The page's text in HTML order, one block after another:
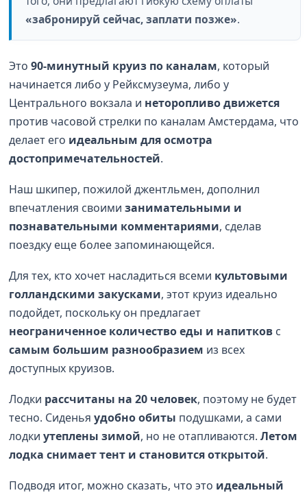
«забронируй сейчас, заплати позже».
Это90-минутный круиз по каналам, который
начинается либо у Рейксмузеума, либо у
Центрального вокзала и неторопливо движется
против часовой стрелки по каналам Амстердама, что
делает его идеальным для осмотра
достопримечательностей.
Наш шкипер, пожилой джентльмен, дополнил
впечатления своимизанимательными и
познавательными комментариями, сделав
поездку еще более запоминающейся.
Для тех, кто хочет насладиться всеми культовыми
голландскими закусками, этот круиз идеально
подойдет, поскольку он предлагает
неограниченное количество еды и напитков с
самым большим разнообразием из всех
доступных круизов.
Лодки рассчитаны на 20 человек, поэтому не будет
тесно. Сиденьяудобно обиты подушками, а сами
лодкиутеплены зимой, но не отапливаются.Летом
лодка снимает тент и становится открытой.
Подводя итог, можно сказать, что это идеальный